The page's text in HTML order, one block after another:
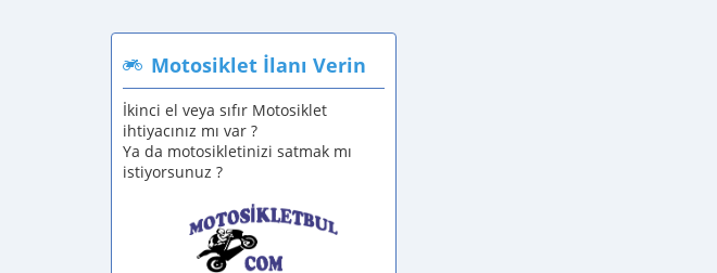
Motosiklet İlanı Verin
İkinci el veya sıfır Motosiklet
ihtiyacınız mı var ?
Ya da motosikletinizi satmak mı
istiyorsunuz ?